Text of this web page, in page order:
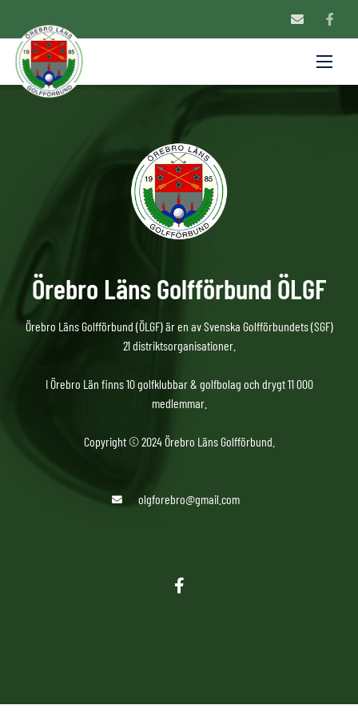
Örebro Läns Golfförbund ÖLGF
Örebro Läns Golfförbund (ÖLGF) är en av Svenska Golfförbundets (SGF)
21 distriktsorganisationer.
I Örebro Län finns 10 golfklubbar & golfbolag och drygt 11 000
medlemmar.
Copyright © 2024 Örebro Läns Golfförbund.
olgforebro@gmail.com